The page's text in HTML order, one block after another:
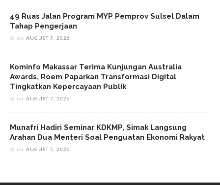
49 Ruas Jalan Program MYP Pemprov Sulsel Dalam
Tahap Pengerjaan
on AUGUST 7, 2026
Kominfo Makassar Terima Kunjungan Australia
Awards, Roem Paparkan Transformasi Digital
Tingkatkan Kepercayaan Publik
on AUGUST 7, 2026
Munafri Hadiri Seminar KDKMP, Simak Langsung
Arahan Dua Menteri Soal Penguatan Ekonomi Rakyat
on AUGUST 5, 2026